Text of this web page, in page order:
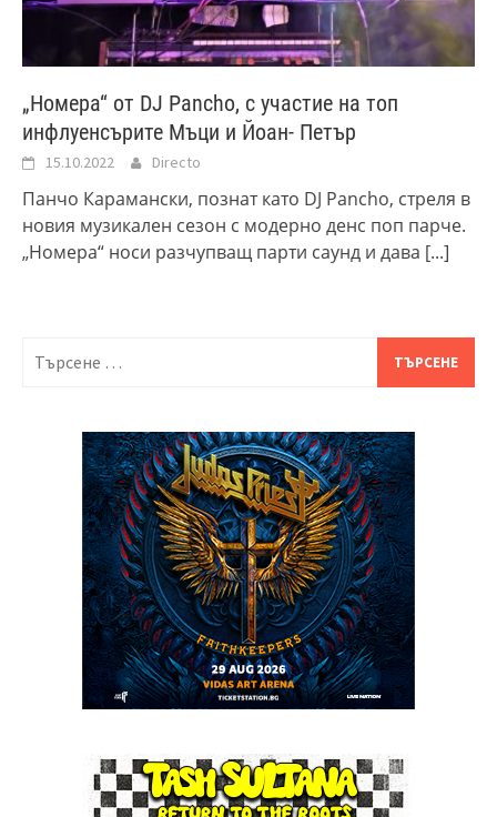
„Номера“ от DJ Pancho, с участие на топ
инфлуенсърите Мъци и Йоан- Петър
15.10.2022 Directo
Панчо Карамански, познат като DJ Pancho, стреля в
новия музикален сезон с модерно денс поп парче.
„Номера“ носи разчупващ парти саунд и дава [...]
за: